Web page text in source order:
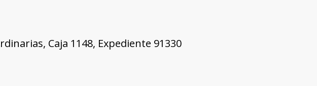
Caja 1148, Expediente 91330